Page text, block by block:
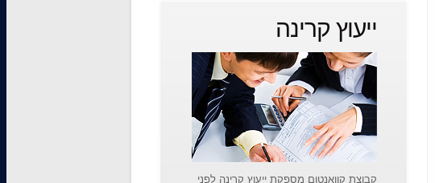
ייעוץ קרינה
קבוצת קוואנטום מספקת ייעוץ קרינה לפני